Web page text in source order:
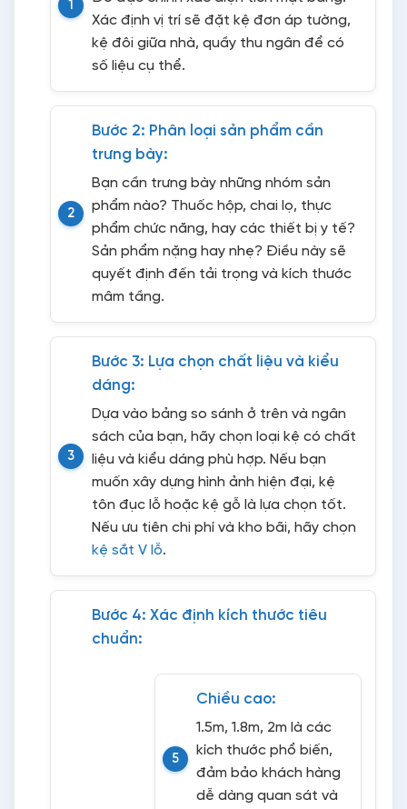
Xác định vị trí sẽ đặt kệ đơn áp tường,
kệ đôi giữa nhà, quầy thu ngân để có
số liệu cụ thể.
Bước 2: Phân loại sản phẩm cần
trưng bày:
Bạn cần trưng bày những nhóm sản
phẩm nào? Thuốc hộp, chai lọ, thực
phẩm chức năng, hay các thiết bị y tế?
Sản phẩm nặng hay nhẹ? Điều này sẽ
quyết định đến tải trọng và kích thước
mâm tầng.
Bước 3: Lựa chọn chất liệu và kiểu
dáng:
Dựa vào bảng so sánh ở trên và ngân
sách của bạn, hãy chọn loại kệ có chất
liệu và kiểu dáng phù hợp. Nếu bạn
muốn xây dựng hình ảnh hiện đại, kệ
tôn đục lỗ hoặc kệ gỗ là lựa chọn tốt.
Nếu ưu tiên chi phí và kho bãi, hãy chọn
kệ sắt V lỗ.
Bước 4: Xác định kích thước tiêu
chuẩn:
Chiều cao:
1.5m, 1.8m, 2m là các
kích thước phổ biến,
đảm bảo khách hàng
dễ dàng quan sát và